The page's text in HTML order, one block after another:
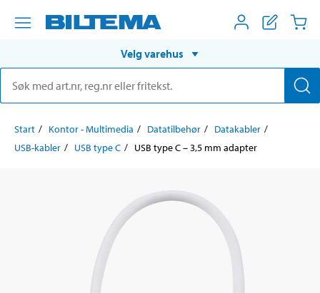
Velg varehus
Start Kontor - Multimedia Datatilbehør
Datakabler
USB-kabler
USB type C USB type C – 3,5 mm adapter